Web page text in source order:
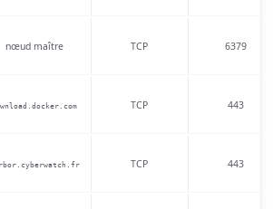
nœud maître TCP 6379
TCP 443
TCP 443